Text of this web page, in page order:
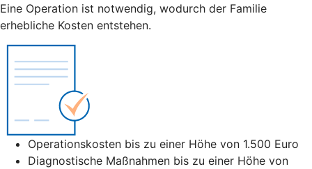
Eine Operation ist notwendig, wodurch der Familie
erhebliche Kosten entstehen.
Operationskosten bis zu einer Höhe von 1.500 Euro
Diagnostische Maßnahmen bis zu einer Höhe von